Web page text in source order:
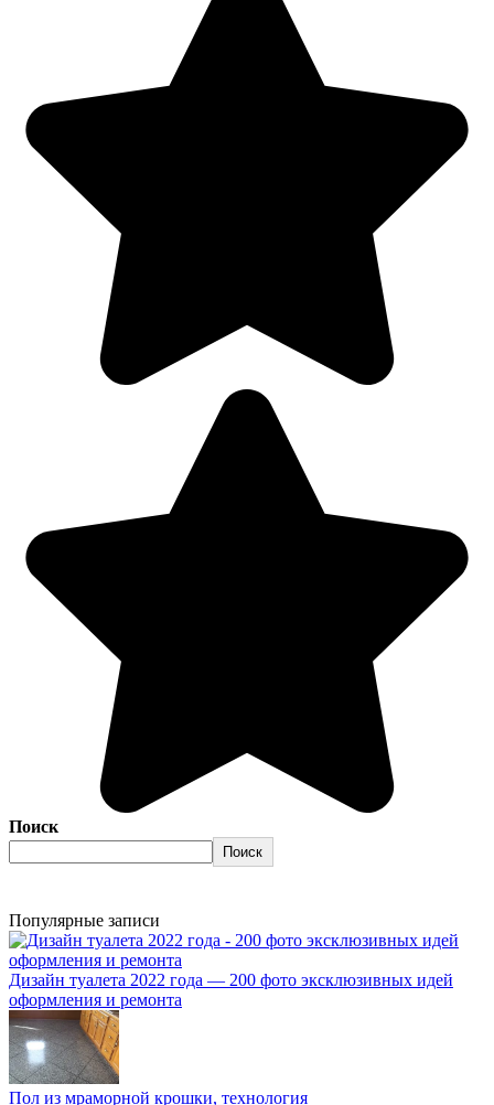
Поиск
Поиск
Популярные записи
Дизайн туалета 2022 года — 200 фото эксклюзивных идей
оформления и ремонта
Пол из мраморной крошки, технология